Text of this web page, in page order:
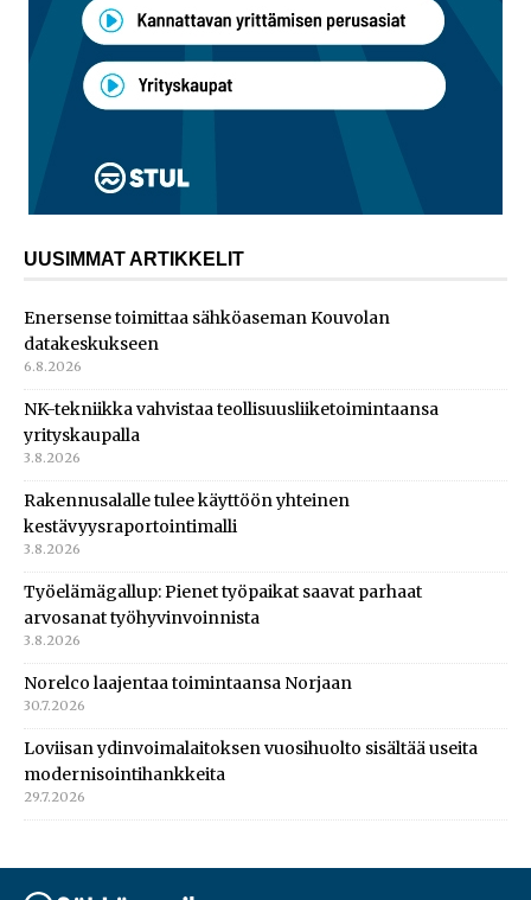
UUSIMMAT ARTIKKELIT
Enersense toimittaa sähköaseman Kouvolan
datakeskukseen
6.8.2026
NK-tekniikka vahvistaa teollisuusliiketoimintaansa
yrityskaupalla
3.8.2026
Rakennusalalle tulee käyttöön yhteinen
kestävyysraportointimalli
3.8.2026
Työelämägallup: Pienet työpaikat saavat parhaat
arvosanat työhyvinvoinnista
3.8.2026
Norelco laajentaa toimintaansa Norjaan
30.7.2026
Loviisan ydinvoimalaitoksen vuosihuolto sisältää useita
modernisointihankkeita
29.7.2026